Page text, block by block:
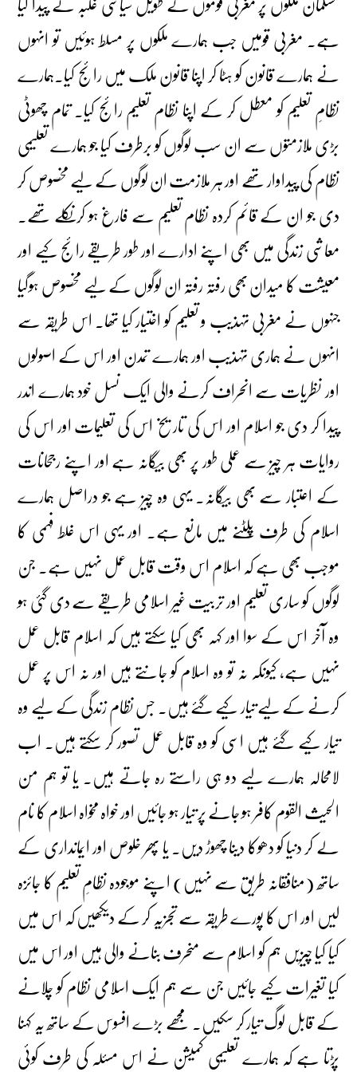
ہے۔ مغربی قومیں جب ہمارے ملکوں پر مسلط ہوئیں تو انہوں
نے ہمارے قانون کو ہٹا کر اپنا قانون ملک میں رائج کیا۔ہمارے
نظامِ تعلیم کو معطل کر کے اپنا نظام تعلیم رائج کیا۔ تمام چھوٹی
بڑی ملازمتوں سے ان سب لوگوں کو برطرف کیا جو ہمارے تعلیمی
نظام کی پیداوار تھے اور ہر ملازمت ان لوگوں کے لیے مخصوص کر
دی جو ان کے قائم کردہ نظام تعلیم سے فارغ ہو کر نکلے تھے۔
معاشی زندگی میں بھی اپنے ادارے اور طور طریقے رائج کیے اور
معیشت کا میدان بھی رفتہ رفتہ ان لوگوں کے لیے مخصوص ہوگیا
جنہوں نے مغربی تہذیب و تعلیم کو اختیار کیا تھا۔ اس طریقہ سے
انہوں نے ہماری تہذیب اور ہمارے تمدن اور اس کے اصولوں
اور نظریات سے انحراف کرنے والی ایک نسل خود ہمارے اندر
پیدا کر دی جو اسلام اور اس کی تاریخ اس کی تعلیمات اور اس کی
روایات ہر چیز سے عملی طور پر بھی بیگانہ ہے اور اپنے رجحانات
کے اعتبار سے بھی بیگانہ۔ یہی وہ چیز ہے جو دراصل ہمارے
اسلام کی طرف پلٹنے میں مانع ہے۔ اور یہی اس غلط فہمی کا
موجب بھی ہے کہ اسلام اس وقت قابل عمل نہیں ہے۔ جن
لوگوں کو ساری تعلیم اور تربیت غیر اسلامی طریقے سے دی گئی ہو
وہ آخر اس کے سوا اور کہہ بھی کیا سکتے ہیں کہ اسلام قابل عمل
نہیں ہے، کیونکہ نہ تو وہ اسلام کو جانتے ہیں اور نہ اس پر عمل
کرنے کے لیے تیار کیے گئے ہیں۔ جس نظام زندگی کے لیے وہ
تیار کیے گئے ہیں اسی کو وہ قابل عمل تصور کر سکتے ہیں۔ اب
لامحالہ ہمارے لیے دو ہی راستے رہ جاتے ہیں۔ یا تو ہم من
الحیث القوم کافر ہو جانے پر تیار ہو جائیں اور خواہ مخواہ اسلام کا نام
لے کر دنیا کو دھوکا دینا چھوڑ دیں۔ یا پھر خلوص اور ایمانداری کے
ساتھ (منافقانہ طریق سے نہیں) اپنے موجودہ نظامِ تعلیم کا جائزہ
لیں اور اس کا پورے طریقہ سے تجزیہ کر کے دیکھیں کہ اس میں
کیا کیا چیزیں ہم کو اسلام سے منحرف بنانے والی ہیں اور اس میں
کیا تغیرات کیے جائیں جن سے ہم ایک اسلامی نظام کو چلانے
کے قابل لوگ تیار کر سکیں۔ مجھے بڑے افسوس کے ساتھ یہ کہنا
پڑتا ہے کہ ہمارے تعلیمی کمیشن نے اس مسئلہ کی طرف کوئی